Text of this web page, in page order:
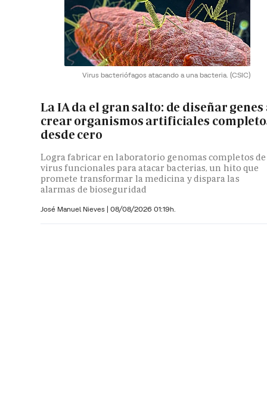
Virus bacteriófagos atacando a una bacteria. (CSIC)
La IA da el gran salto: de diseñar genes
crear organismos artificiales
desde cero
Logra fabricar en laboratorio genomas completos de
virus funcionales para atacar bacterias, un hito que
promete transformar la medicina y dispara las
alarmas de bioseguridad
José Manuel Nieves | 08/08/2026 01:19h.